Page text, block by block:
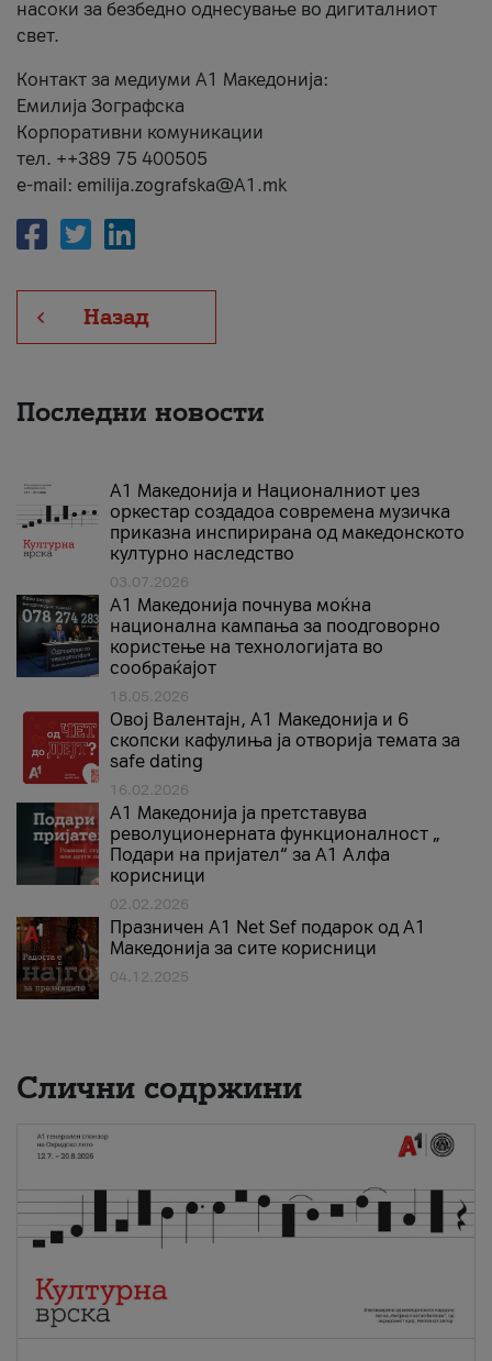
насоки за безбедно однесување во дигиталниот
свет.
Контакт за медиуми А1 Македонија:
Емилија Зографска
Корпоративни комуникации
тел. ++389 75 400505
e-mail: emilija.zografska@A1.mk
Назад
Последни новости
А1 Македонија и Националниот џез
оркестар создадоа современа музичка
приказна инспирирана од македонското
културно наследство
03.07.2026
A1 Македонија почнува моќна
национална кампања за поодговорно
користење на технологијата во
сообраќајот
18.05.2026
Овој Валентајн, A1 Македонија и 6
скопски кафулиња ја отворија темата за
safe dating
16.02.2026
А1 Македонија ја претставува
револуционерната функционалност „
Подари на пријател“ за А1 Алфа
корисници
02.02.2026
Празничен A1 Net Sеf подарок од А1
Македонија за сите корисници
04.12.2025
Слични содржини